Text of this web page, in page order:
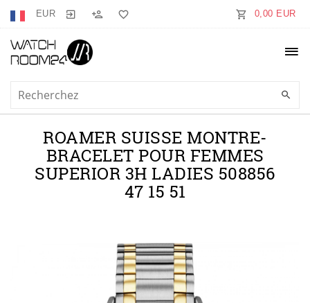
EUR 0,00 EUR
ROAMER SUISSE MONTRE-
BRACELET POUR FEMMES
SUPERIOR 3H LADIES 508856
47 15 51